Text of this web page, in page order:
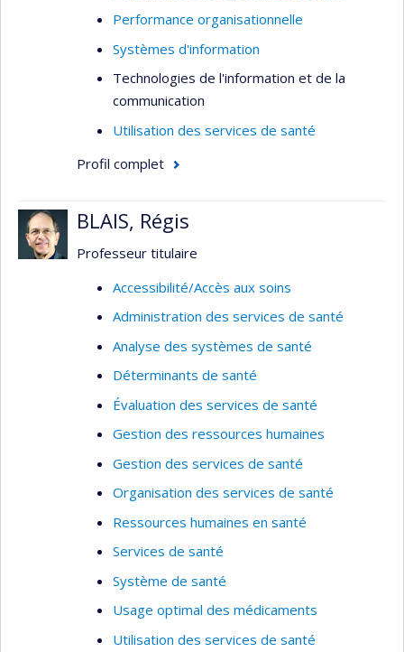
Performance organisationnelle
Systèmes d'information
Technologies de l'information et de la
communication
Utilisation des services de santé
Profil complet
BLAIS, Régis
Professeur titulaire
Accessibilité/Accès aux soins
Administration des services de santé
Analyse des systèmes de santé
Déterminants de santé
Évaluation des services de santé
Gestion des ressources humaines
Gestion des services de santé
Organisation des services de santé
Ressources humaines en santé
Services de santé
Système de santé
Usage optimal des médicaments
Utilisation des services de santé